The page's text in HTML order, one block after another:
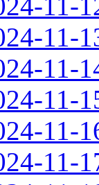
11-
11-
11-
11-
11-